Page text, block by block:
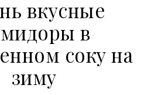
вкусные
в
соку на
зиму